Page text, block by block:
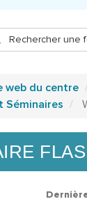
Rechercher une
web du centre
Séminaires